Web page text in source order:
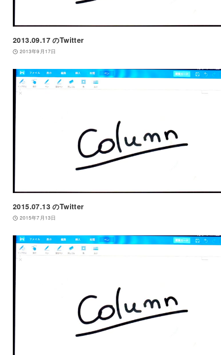
2013.09.17 のTwitter
2013年9月17日
2015.07.13 のTwitter
2015年7月13日